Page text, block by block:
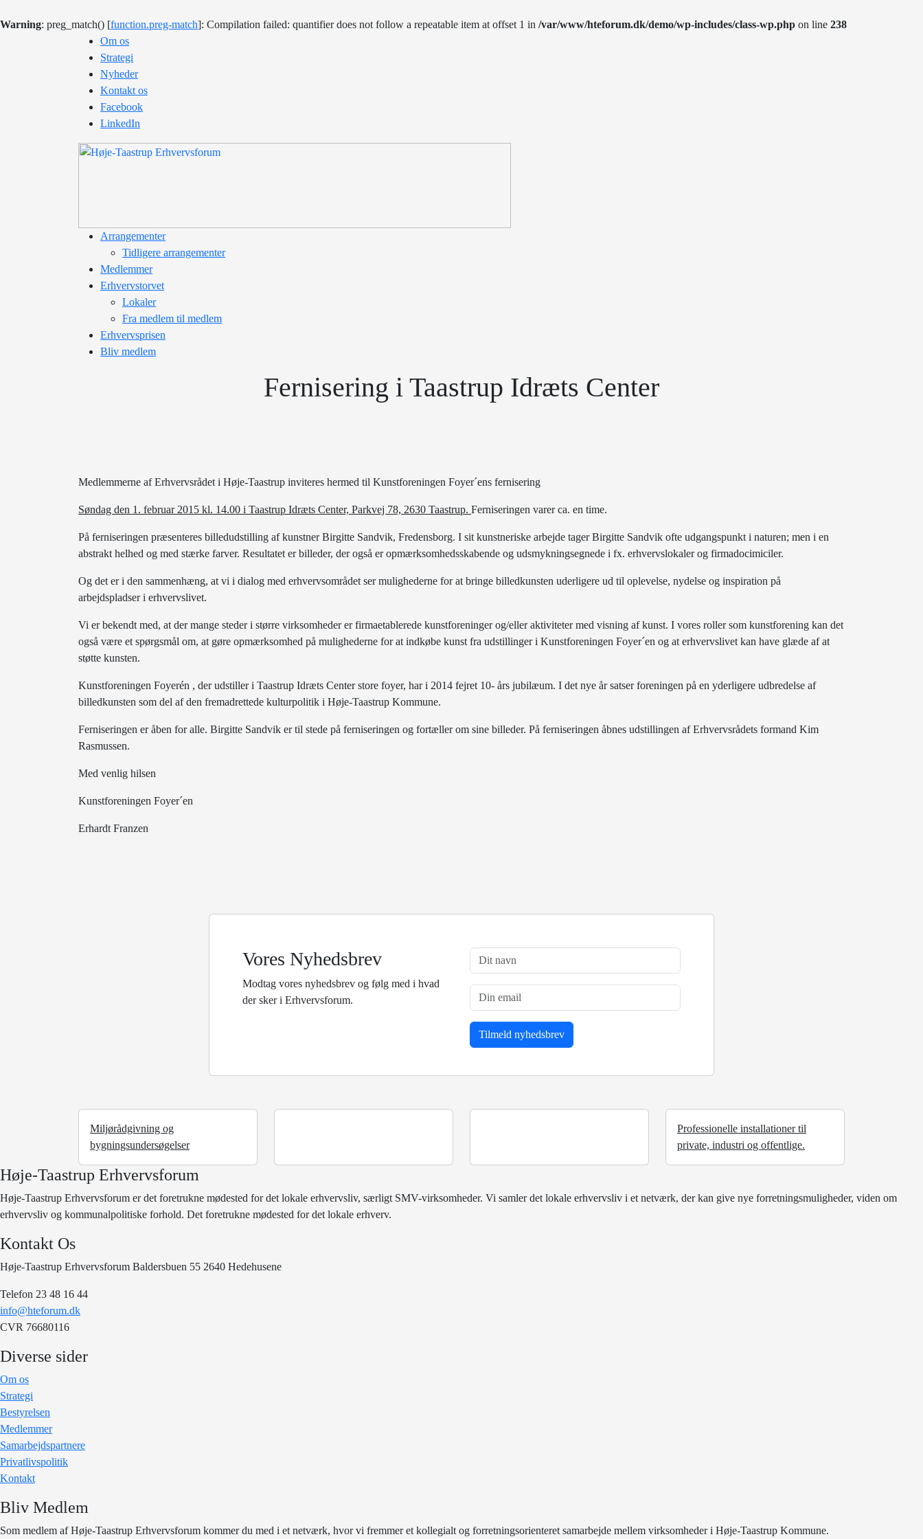
Warning: preg_match() [function.preg-match]: Compilation failed: quantifier does not follow a repeatable item at offset 1 in /var/www/hteforum.dk/demo/wp-includes/class-wp.php on line 238
Om os
Strategi
Nyheder
Kontakt os
Facebook
LinkedIn
Arrangementer
Tidligere arrangementer
Medlemmer
Erhvervstorvet
Lokaler
Fra medlem til medlem
Erhvervsprisen
Bliv medlem
Fernisering i Taastrup Idræts Center
Medlemmerne af Erhvervsrådet i Høje-Taastrup inviteres hermed til Kunstforeningen Foyer´ens fernisering
Søndag den 1. februar 2015 kl. 14.00 i Taastrup Idræts Center, Parkvej 78, 2630 Taastrup. Ferniseringen varer ca. en time.
På ferniseringen præsenteres billedudstilling af kunstner Birgitte Sandvik, Fredensborg. I sit kunstneriske arbejde tager Birgitte Sandvik ofte udgangspunkt i naturen; men i en
abstrakt helhed og med stærke farver. Resultatet er billeder, der også er opmærksomhedsskabende og udsmykningsegnede i fx. erhvervslokaler og firmadocimiciler.
Og det er i den sammenhæng, at vi i dialog med erhvervsområdet ser mulighederne for at bringe billedkunsten uderligere ud til oplevelse, nydelse og inspiration på
arbejdspladser i erhvervslivet.
Vi er bekendt med, at der mange steder i større virksomheder er firmaetablerede kunstforeninger og/eller aktiviteter med visning af kunst. I vores roller som kunstforening kan det
også være et spørgsmål om, at gøre opmærksomhed på mulighederne for at indkøbe kunst fra udstillinger i Kunstforeningen Foyer´en og at erhvervslivet kan have glæde af at
støtte kunsten.
Kunstforeningen Foyerén , der udstiller i Taastrup Idræts Center store foyer, har i 2014 fejret 10- års jubilæum. I det nye år satser foreningen på en yderligere udbredelse af
billedkunsten som del af den fremadrettede kulturpolitik i Høje-Taastrup Kommune.
Ferniseringen er åben for alle. Birgitte Sandvik er til stede på ferniseringen og fortæller om sine billeder. På ferniseringen åbnes udstillingen af Erhvervsrådets formand Kim
Rasmussen.
Med venlig hilsen
Kunstforeningen Foyer´en
Erhardt Franzen
Vores Nyhedsbrev
Modtag vores nyhedsbrev og følg med i hvad
der sker i Erhvervsforum.
Miljørådgivning og
bygningsundersøgelser
Professionelle installationer til
private, industri og offentlige.
Høje-Taastrup Erhvervsforum
Høje-Taastrup Erhvervsforum er det foretrukne mødested for det lokale erhvervsliv, særligt SMV-virksomheder. Vi samler det lokale erhvervsliv i et netværk, der kan give nye forretningsmuligheder, viden om
erhvervsliv og kommunalpolitiske forhold. Det foretrukne mødested for det lokale erhverv.
Kontakt Os
Høje-Taastrup Erhvervsforum Baldersbuen 55 2640 Hedehusene
Telefon 23 48 16 44
info@hteforum.dk
CVR 76680116
Diverse sider
Om os
Strategi
Bestyrelsen
Medlemmer
Samarbejdspartnere
Privatlivspolitik
Kontakt
Bliv Medlem
Som medlem af Høje-Taastrup Erhvervsforum kommer du med i et netværk, hvor vi fremmer et kollegialt og forretningsorienteret samarbejde mellem virksomheder i Høje-Taastrup Kommune.